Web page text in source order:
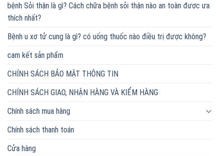
bệnh Sỏi thận là gì? Cách chữa bệnh sỏi thận nào an toàn được ưa
thích nhất?
Bệnh u xơ tử cung là gì? có uống thuốc nào điều trị được không?
cam kết sản phẩm
CHÍNH SÁCH BẢO MẬT THÔNG TIN
CHÍNH SÁCH GIAO, NHẬN HÀNG VÀ KIỂM HÀNG
Chính sách mua hàng
Chính sách thanh toán
Cửa hàng